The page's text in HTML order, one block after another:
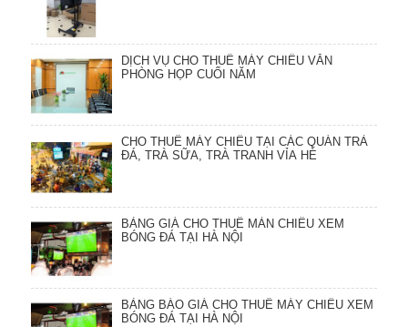
DỊCH VỤ CHO THUÊ MÁY CHIẾU VĂN
PHÒNG HỌP CUỐI NĂM
CHO THUÊ MÁY CHIẾU TẠI CÁC QUÁN TRÀ
ĐÁ, TRÀ SỮA, TRÀ TRANH VỈA HÈ
BẢNG GIÁ CHO THUÊ MÀN CHIẾU XEM
BÓNG ĐÁ TẠI HÀ NỘI
BẢNG BÁO GIÁ CHO THUÊ MÁY CHIẾU XEM
BÓNG ĐÁ TẠI HÀ NỘI